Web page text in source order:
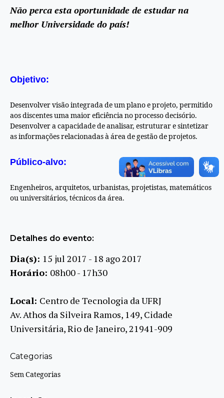
Não perca esta oportunidade de estudar na
melhor Universidade do país!
Objetivo:
Desenvolver visão integrada de um plano e projeto, permitido
aos discentes uma maior eficiência no processo decisório.
Desenvolver a capacidade de analisar, estruturar e sintetizar
as informações relacionadas à área de gestão de projetos.
Público-alvo:
Engenheiros, arquitetos, urbanistas, projetistas, matemáticos
ou universitários, técnicos da área.
Detalhes do evento:
Dia(s): 15 jul 2017 - 18 ago 2017
Horário: 08h00 - 17h30
Local: Centro de Tecnologia da UFRJ
Av. Athos da Silveira Ramos, 149, Cidade
Universitária, Rio de Janeiro, 21941-909
Categorias
Sem Categorias